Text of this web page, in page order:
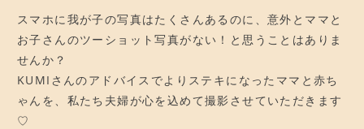
スマホに我が子の写真はたくさんあるのに、意外とママと
お子さんのツーショット写真がない！と思うことはありま
せんか？
KUMIさんのアドバイスでよりステキになったママと赤ち
ゃんを、私たち夫婦が心を込めて撮影させていただきます
♡